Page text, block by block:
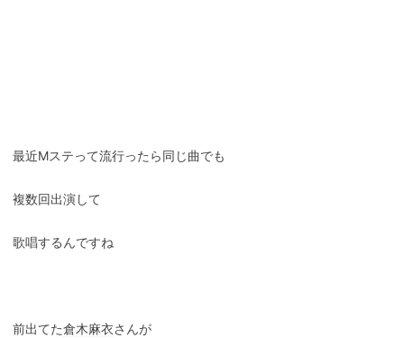
最近Mステって流行ったら同じ曲でも
複数回出演して
歌唱するんですね
前出てた倉木麻衣さんが